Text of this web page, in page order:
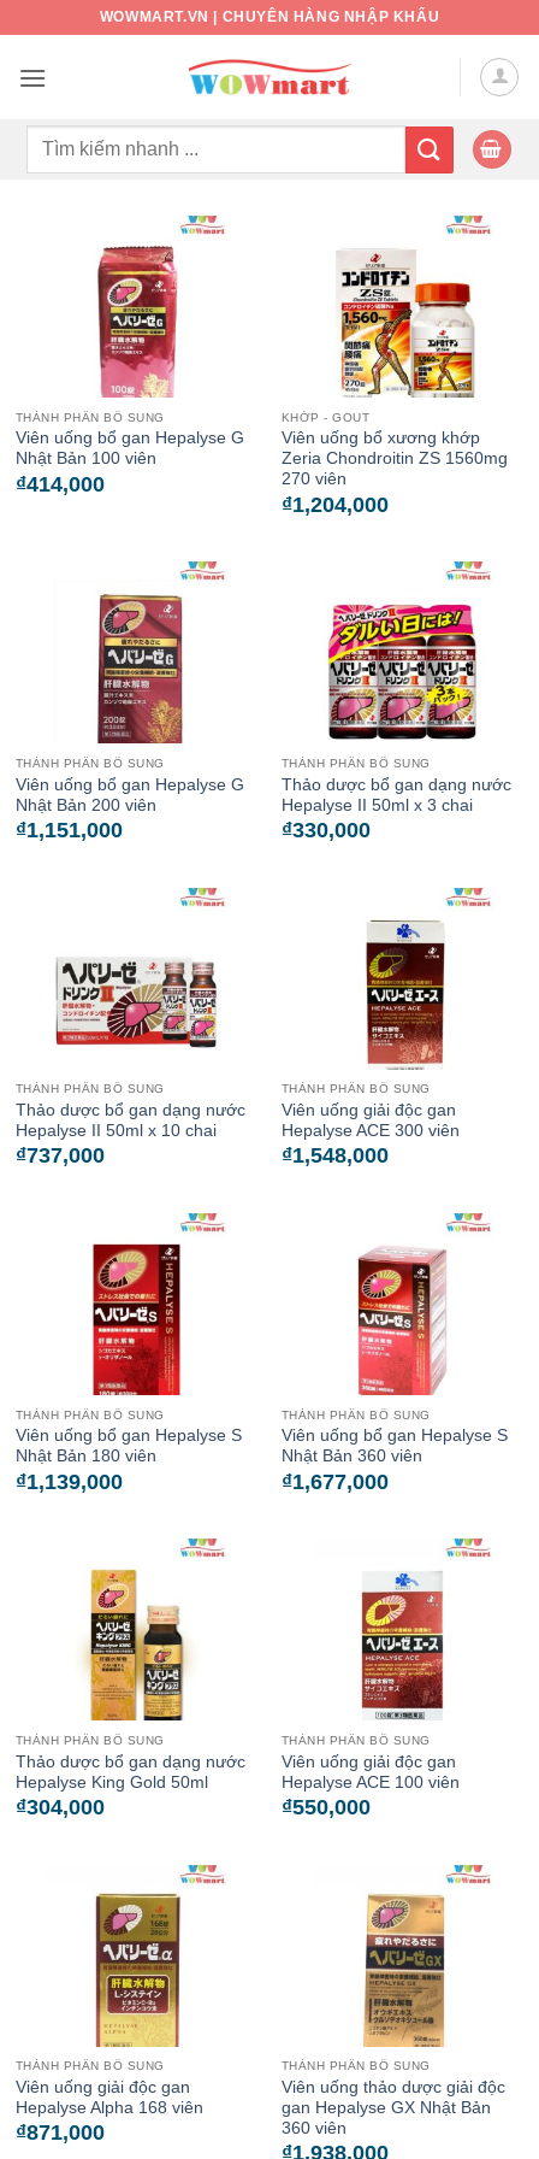
nội
WOWMART.VN | CHUYÊN HÀNG NHẬP KHẨU
Tìm
THÀNH PHẦN BỔ SUNG
Viên uống bổ gan Hepalyse G
Nhật Bản 100 viên
₫414,000
KHỚP - GOUT
Viên uống bổ xương khớp
Zeria Chondroitin ZS 1560mg
270 viên
₫1,204,000
THÀNH PHẦN BỔ SUNG
Viên uống bổ gan Hepalyse G
Nhật Bản 200 viên
₫1,151,000
THÀNH PHẦN BỔ SUNG
Thảo dược bổ gan dạng nước
Hepalyse II 50ml x 3 chai
₫330,000
THÀNH PHẦN BỔ SUNG
Thảo dược bổ gan dạng nước
Hepalyse II 50ml x 10 chai
₫737,000
THÀNH PHẦN BỔ SUNG
Viên uống giải độc gan
Hepalyse ACE 300 viên
₫1,548,000
THÀNH PHẦN BỔ SUNG
Viên uống bổ gan Hepalyse S
Nhật Bản 180 viên
₫1,139,000
THÀNH PHẦN BỔ SUNG
Viên uống bổ gan Hepalyse S
Nhật Bản 360 viên
₫1,677,000
THÀNH PHẦN BỔ SUNG
Thảo dược bổ gan dạng nước
Hepalyse King Gold 50ml
₫304,000
THÀNH PHẦN BỔ SUNG
Viên uống giải độc gan
Hepalyse ACE 100 viên
₫550,000
THÀNH PHẦN BỔ SUNG
Viên uống giải độc gan
Hepalyse Alpha 168 viên
₫871,000
THÀNH PHẦN BỔ SUNG
Viên uống thảo dược giải độc
gan Hepalyse GX Nhật Bản
360 viên
₫1,938,000